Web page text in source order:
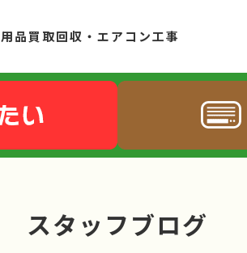
品買取回収・エアコン工事
スタッフブログ